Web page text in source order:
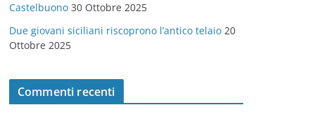
Castelbuono 30 Ottobre 2025
Due giovani siciliani riscoprono l’antico telaio 20
Ottobre 2025
Commenti recenti